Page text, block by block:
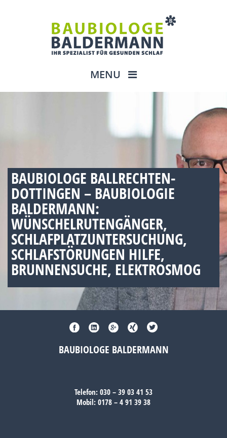
MENU
BAUBIOLOGE BALLRECHTEN-
DOTTINGEN – BAUBIOLOGIE
BALDERMANN:
WÜNSCHELRUTENGÄNGER,
SCHLAFPLATZUNTERSUCHUNG,
SCHLAFSTÖRUNGEN HILFE,
BRUNNENSUCHE, ELEKTROSMOG
BAUBIOLOGE BALDERMANN
Telefon: 030 – 39 03 41 53
Mobil: 0178 – 4 91 39 38